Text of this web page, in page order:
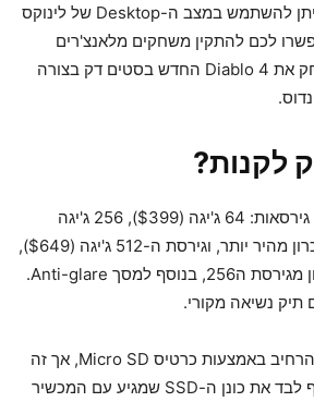
ואם אתם ממש רוצים, ניתן להשתמש במצב ה-Desktop של לינוקס
לכם להתקין משחקים מלאנצ'רים
אחרים, כך שאפשר לשחק את Diablo 4 החדש בסטים דק בצורה
לקנות?
הסטים דק מגיע בשלוש גירסאות: 64 ג'יגה ($399), 256 ג'יגה
($529), שמגיעה עם זיכרון מהיר יותר, וגירסת ה-512 ג'יגה ($649),
שמגיעה עם אותו הזיכרון מגירסת ה256, בנוסף למסך Anti-glare.
תיק נשיאה מקורי.
את כל הגירסאות ניתן להרחיב באמצעות כרטיס Micro SD, אך זה
לא הכל, ניתן גם להחליף לבד את כונן ה-SSD שמגיע עם המכשיר